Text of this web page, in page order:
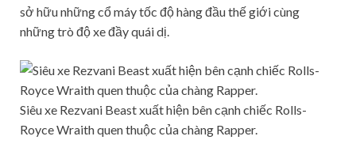
sở hữu những cổ máy tốc độ hàng đầu thế giới cùng
những trò độ xe đầy quái dị.
Siêu xe Rezvani Beast xuất hiện bên cạnh chiếc Rolls-
Royce Wraith quen thuộc của chàng Rapper.